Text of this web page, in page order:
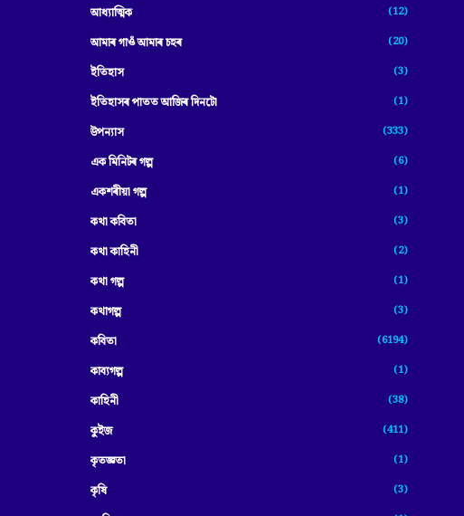
আধ্যাত্মিক (12)
আমাৰ গাওঁ আমাৰ চহৰ (20)
ইতিহাস (3)
ইতিহাসৰ পাতত আজিৰ দিনটো (1)
উপন্যাস (333)
এক মিনিটৰ গল্প (6)
একশৰীয়া গল্প (1)
কথা কবিতা (3)
কথা কাহিনী (2)
কথা গল্প (1)
কথাগল্প (3)
কবিতা (6194)
কাব্যগল্প (1)
কাহিনী (38)
কুইজ (411)
কৃতজ্ঞতা (1)
কৃষি (3)